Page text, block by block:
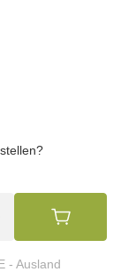
- Ausland